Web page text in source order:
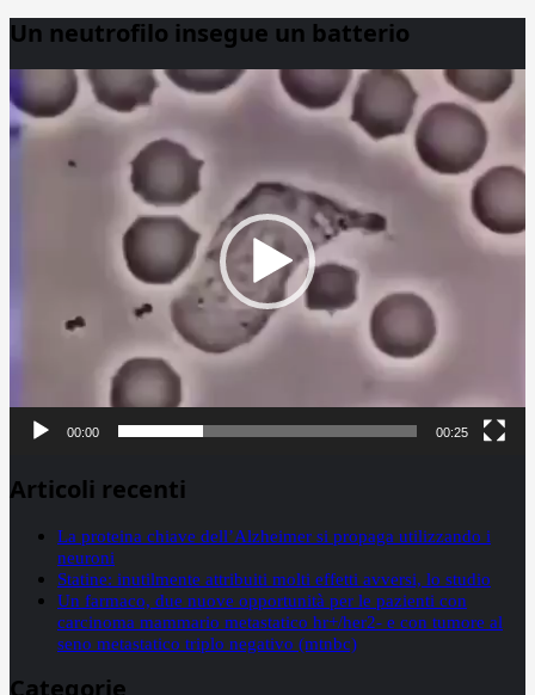
Un neutrofilo insegue un batterio
Player
00:00 00:25
Articoli recenti
La proteina chiave dell’Alzheimer si propaga utilizzando i
neuroni
Statine: inutilmente attribuiti molti effetti avversi, lo studio
Un farmaco, due nuove opportunità per le pazienti con
carcinoma mammario metastatico hr+/her2- e con tumore al
seno metastatico triplo negativo (mtnbc)